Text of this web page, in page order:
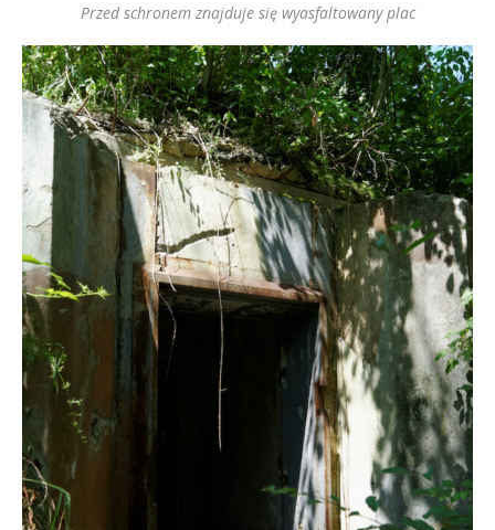
Przed schronem znajduje się wyasfaltowany plac